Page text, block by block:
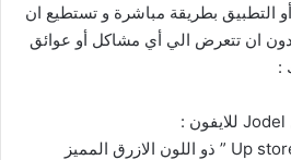
أو التطبيق بطريقة مباشرة و تستطيع ان
ان تتعرض الي أي مشاكل أو عوائق
:
من خلال أب استور “Up store ” ذو اللون الازرق المميز